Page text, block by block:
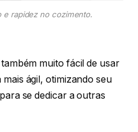
e rapidez no cozimento.
muito fácil de usar
ágil, otimizando seu
se dedicar a outras